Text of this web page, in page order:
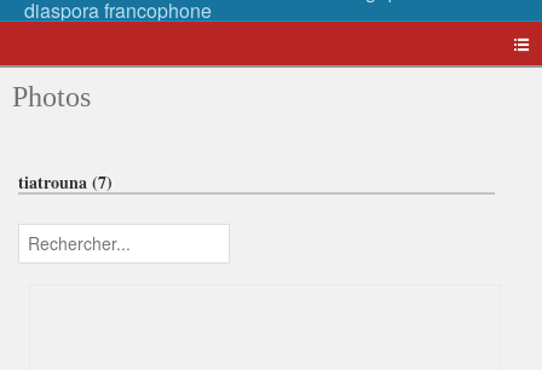
Photos
tiatrouna (7)